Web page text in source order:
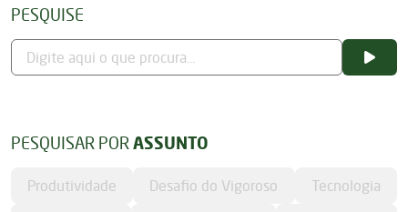
PESQUISE
PESQUISAR POR ASSUNTO
Produtividade Desafio do Vigoroso
Tecnologia